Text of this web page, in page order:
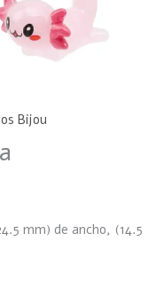
Bijou
mm) de ancho, (14.5